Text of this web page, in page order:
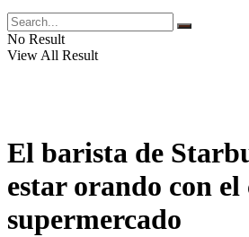
No Result
View All Result
El barista de
estar orando con el
supermercado